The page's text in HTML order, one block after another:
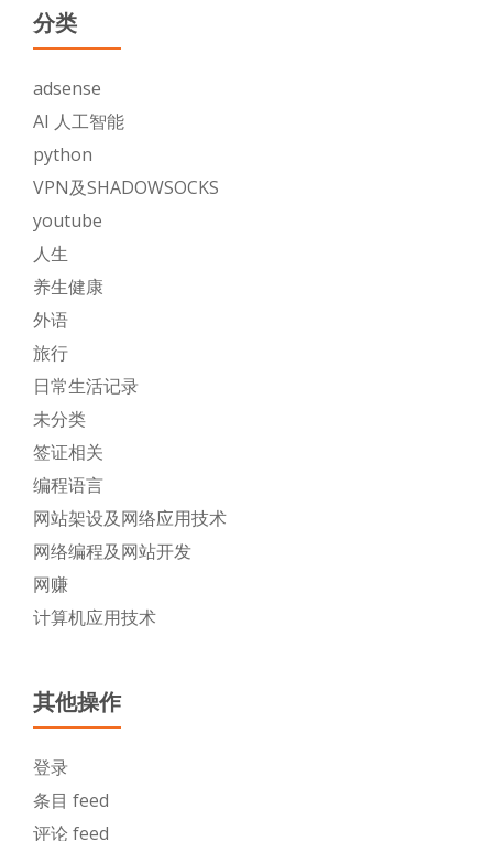
分类
adsense
AI 人工智能
python
VPN及SHADOWSOCKS
youtube
人生
养生健康
外语
旅行
日常生活记录
未分类
签证相关
编程语言
网站架设及网络应用技术
网络编程及网站开发
网赚
计算机应用技术
其他操作
登录
条目 feed
评论 feed